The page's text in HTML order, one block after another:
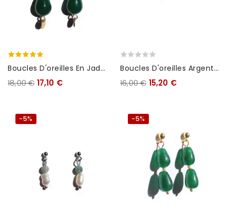
Boucles D'oreilles En Jade
Rose
18,00 € 17,10 €
Boucles D'oreilles Argent
Bleu
16,00 € 15,20 €
-5% -5%